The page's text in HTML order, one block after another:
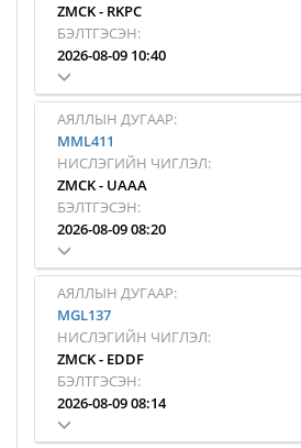
ZMCK- RKPC
БЭЛТГЭСЭН:
2026-08-09 10:40
АЯЛЛЫН ДУГААР:
MML411
НИСЛЭГИЙН ЧИГЛЭЛ:
ZMCK- UAAA
БЭЛТГЭСЭН:
2026-08-09 08:20
АЯЛЛЫН ДУГААР:
MGL137
НИСЛЭГИЙН ЧИГЛЭЛ:
ZMCK- EDDF
БЭЛТГЭСЭН:
2026-08-09 08:14